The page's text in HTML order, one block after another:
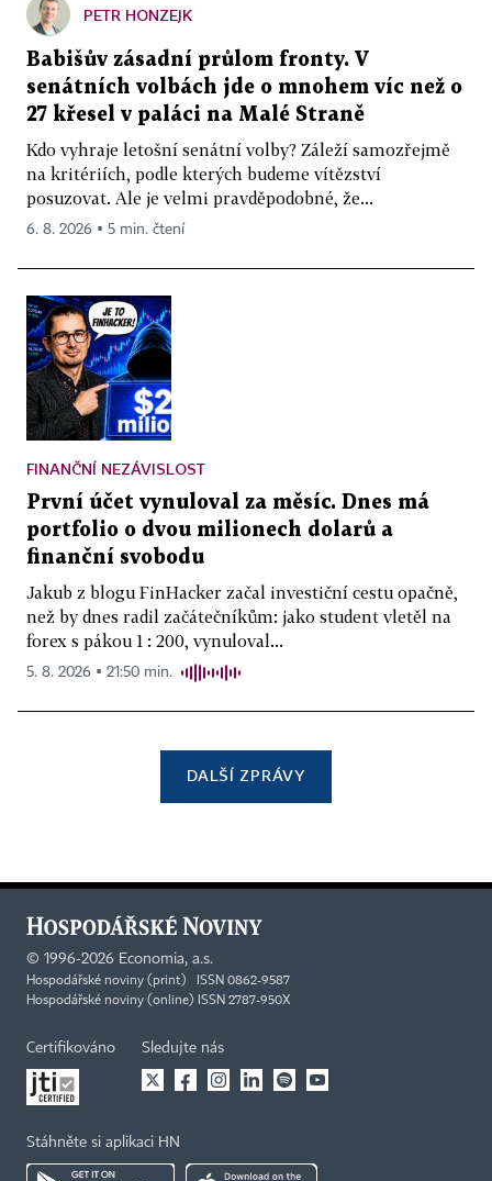
PETR HONZEJK
Babišův zásadní průlom fronty. V
senátních volbách jde o mnohem víc než o
27 křesel v paláci na Malé Straně
Kdo vyhraje letošní senátní volby? Záleží samozřejmě
na kritériích, podle kterých budeme vítězství
posuzovat. Ale je velmi pravděpodobné, že...
6. 8. 2026 ▪ 5 min. čtení
FINANČNÍ NEZÁVISLOST
První účet vynuloval za měsíc. Dnes má
portfolio o dvou milionech dolarů a
finanční svobodu
Jakub z blogu FinHacker začal investiční cestu opačně,
než by dnes radil začátečníkům: jako student vletěl na
forex s pákou 1 : 200, vynuloval...
5. 8. 2026 ▪ 21:50 min.
DALŠÍ ZPRÁVY
© 1996-2026 Economia, a.s.
Hospodářské noviny (print) ISSN 0862-9587
Hospodářské noviny (online) ISSN 2787-950X
Certifikováno Sledujte nás
Stáhněte si aplikaci HN